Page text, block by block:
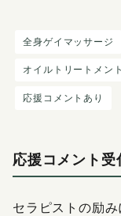
全身ゲイマッサージ
オイルトリートメント
応援コメントあり
応援コメント受
セラピストの励